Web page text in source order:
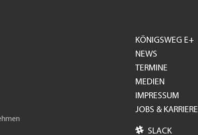
Footer
GH
KÖNIGSWEG E+
NEWS
TERMINE
MEDIEN
IMPRESSUM
JOBS & KARRIERE
 SLACK